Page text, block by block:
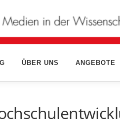
ÜBER UNS ANGEBOTE